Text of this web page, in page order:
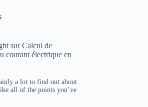
surCalcul de
courant électrique en
a lot to find out about
all of the points you’ve